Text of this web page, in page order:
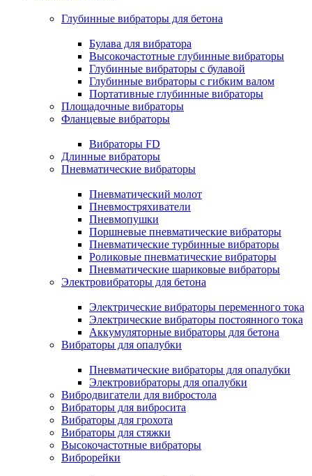
Глубинные вибраторы для бетона
Булава для вибратора
Высокочастотные глубинные вибраторы
Глубинные вибраторы с булавой
Глубинные вибраторы с гибким валом
Портативные глубинные вибраторы
Площадочные вибраторы
Фланцевые вибраторы
Вибраторы FD
Длинные вибраторы
Пневматические вибраторы
Пневматический молот
Пневмостряхиватели
Пневмопушки
Поршневые пневматические вибраторы
Пневматические турбинные вибраторы
Роликовые пневматические вибраторы
Пневматические шариковые вибраторы
Электровибраторы для бетона
Электрические вибраторы переменного тока
Электрические вибраторы постоянного тока
Аккумуляторные вибраторы для бетона
Вибраторы для опалубки
Пневматические вибраторы для опалубки
Электровибраторы для опалубки
Вибродвигатели для вибростола
Вибраторы для вибросита
Вибраторы для грохота
Вибраторы для стяжки
Высокочастотные вибраторы
Виброрейки